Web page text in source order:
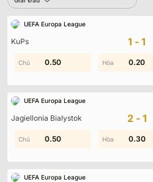
UEFA Europa League
KuPs 1-1
0.30
1.90
0.50 0.20
UEFA Europa League
Jagiellonia Bialystok 2-1
0.50 0.20
0.50 0.30
UEFA Europa League
Không có dữ liệu vui